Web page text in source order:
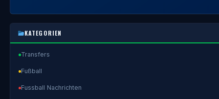
KATEGORIEN
Transfers
Fußball
Fussball Nachrichten